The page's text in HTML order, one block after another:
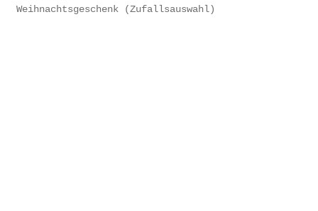
Weihnachtsgeschenk (Zufallsauswahl)